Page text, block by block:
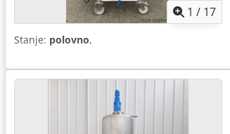
1 / 17
Stanje: polovno,